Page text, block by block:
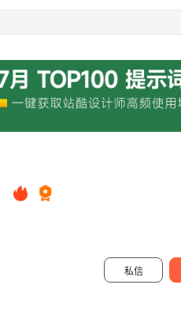
私信